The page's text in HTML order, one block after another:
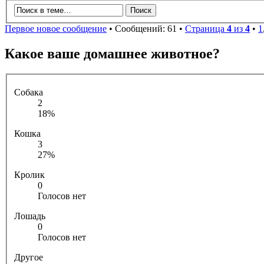
Первое новое сообщение • Сообщений: 61 • Страница 4 из 4 • 1 ,
Какое ваше домашнее животное?
Собака
2
18%
Кошка
3
27%
Кролик
0
Голосов нет
Лошадь
0
Голосов нет
Другое